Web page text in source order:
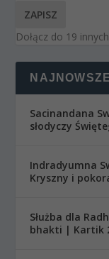
ZAPISZ
Dołącz do 19
Sacinandana
słodyczy
Indradyumna
Kryszny i
Służba dla
bhakti | Kartik